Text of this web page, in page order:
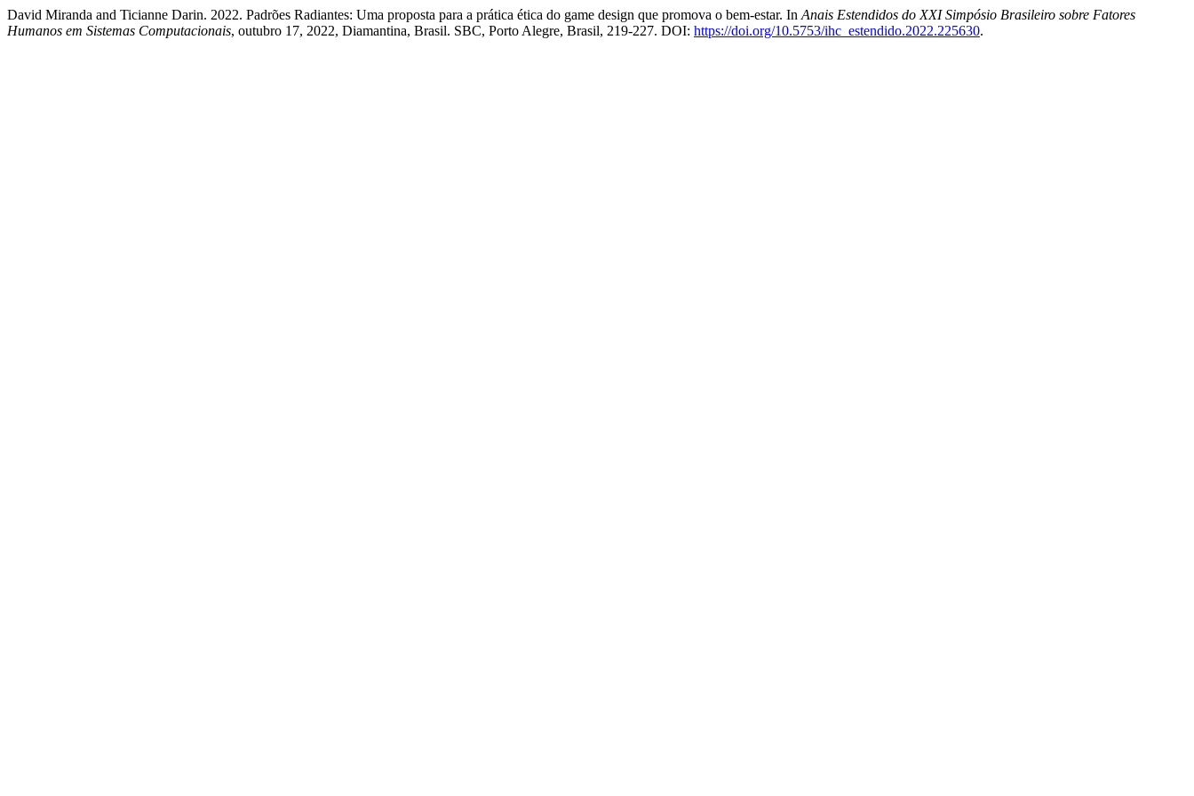
David Miranda and Ticianne Darin. 2022. Padrões Radiantes: Uma proposta para a prática ética do game design que promova o bem-estar. In Anais Estendidos do XXI Simpósio Brasileiro sobre Fatores
Humanos em Sistemas Computacionais, outubro 17, 2022, Diamantina, Brasil. SBC, Porto Alegre, Brasil, 219-227. DOI: https://doi.org/10.5753/ihc_estendido.2022.225630.